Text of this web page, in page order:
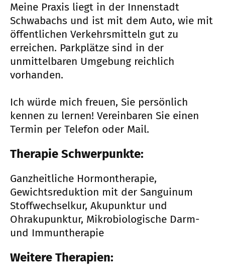
Meine Praxis liegt in der Innenstadt
Schwabachs und ist mit dem Auto, wie mit
öffentlichen Verkehrsmitteln gut zu
erreichen. Parkplätze sind in der
unmittelbaren Umgebung reichlich
vorhanden.
Ich würde mich freuen, Sie persönlich
kennen zu lernen! Vereinbaren Sie einen
Termin per Telefon oder Mail.
Therapie Schwerpunkte:
Ganzheitliche Hormontherapie,
Gewichtsreduktion mit der Sanguinum
Stoffwechselkur, Akupunktur und
Ohrakupunktur, Mikrobiologische Darm-
und Immuntherapie
Weitere Therapien: